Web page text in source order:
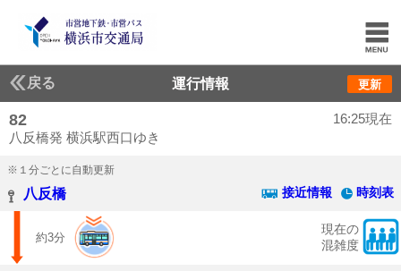
戻る 運行情報 更新
82
八反橋発 横浜駅西口ゆき
16:25現在
※１分ごとに自動更新
八反橋 接近情報 時刻表
約3分
現在の
混雑度